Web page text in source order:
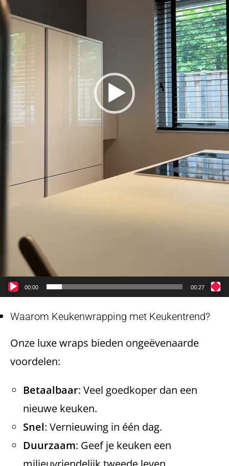
00:00 00:27
Waarom Keukenwrapping met Keukentrend?
Onze luxe wraps bieden ongeëvenaarde
voordelen:
Betaalbaar: Veel goedkoper dan een
nieuwe keuken.
Snel: Vernieuwing in één dag.
Duurzaam: Geef je keuken een